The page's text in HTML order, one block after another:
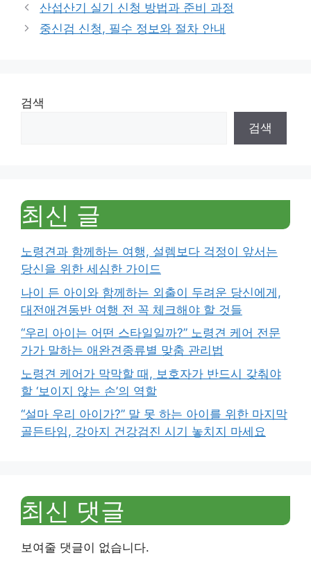
산섭산기 실기 신청 방법과 준비 과정
중신검 신청, 필수 정보와 절차 안내
검색
검색
최신 글
노령견과 함께하는 여행, 설렘보다 걱정이 앞서는
당신을 위한 세심한 가이드
나이 든 아이와 함께하는 외출이 두려운 당신에게,
대전애견동반 여행 전 꼭 체크해야 할 것들
“우리 아이는 어떤 스타일일까?” 노령견 케어 전문
가가 말하는 애완견종류별 맞춤 관리법
노령견 케어가 막막할 때, 보호자가 반드시 갖춰야
할 ‘보이지 않는 손’의 역할
“설마 우리 아이가?” 말 못 하는 아이를 위한 마지막
골든타임, 강아지 건강검진 시기 놓치지 마세요
최신 댓글
보여줄 댓글이 없습니다.